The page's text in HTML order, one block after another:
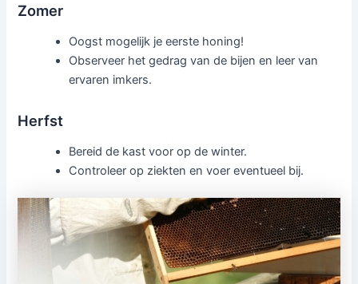
Zomer
Oogst mogelijk je eerste honing!
Observeer het gedrag van de bijen en leer van
ervaren imkers.
Herfst
Bereid de kast voor op de winter.
Controleer op ziekten en voer eventueel bij.